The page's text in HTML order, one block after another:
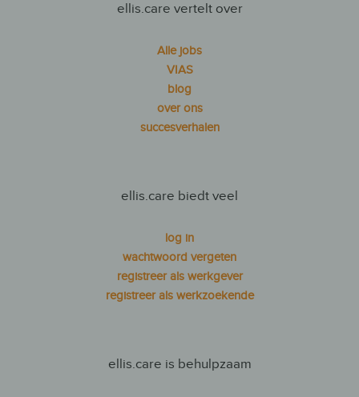
ellis.care vertelt over
Alle jobs
VIAS
blog
over ons
succesverhalen
ellis.care biedt veel
log in
wachtwoord vergeten
registreer als werkgever
registreer als werkzoekende
ellis.care is behulpzaam